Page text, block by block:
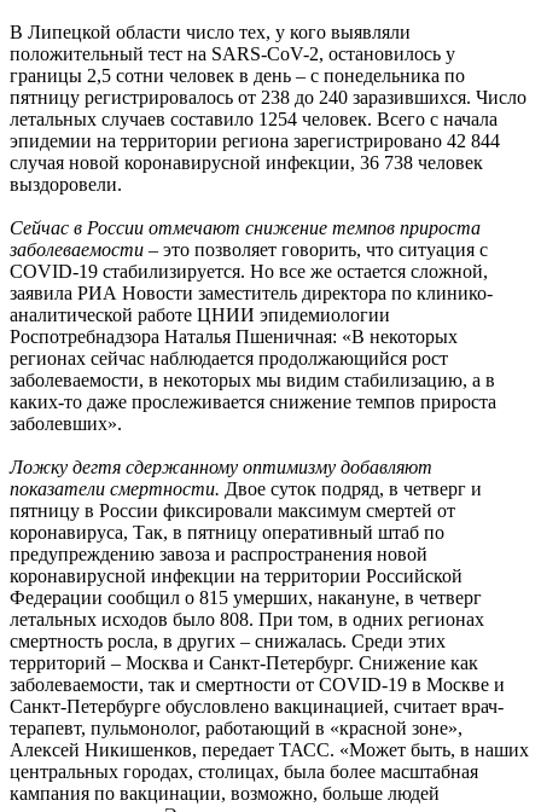
В Липецкой области число тех, у кого выявляли
положительный тест на SARS-CoV-2, остановилось у
границы 2,5 сотни человек в день – с понедельника по
пятницу регистрировалось от 238 до 240 заразившихся. Число
летальных случаев составило 1254 человек. Всего с начала
эпидемии на территории региона зарегистрировано 42 844
случая новой коронавирусной инфекции, 36 738 человек
выздоровели.
Сейчас в России отмечают снижение темпов прироста
заболеваемости – это позволяет говорить, что ситуация с
COVID-19 стабилизируется. Но все же остается сложной,
заявила РИА Новости заместитель директора по клинико-
аналитической работе ЦНИИ эпидемиологии
Роспотребнадзора Наталья Пшеничная: «В некоторых
регионах сейчас наблюдается продолжающийся рост
заболеваемости, в некоторых мы видим стабилизацию, а в
каких-то даже прослеживается снижение темпов прироста
заболевших».
Ложку дегтя сдержанному оптимизму добавляют
показатели смертности. Двое суток подряд, в четверг и
пятницу в России фиксировали максимум смертей от
коронавируса, Так, в пятницу оперативный штаб по
предупреждению завоза и распространения новой
коронавирусной инфекции на территории Российской
Федерации сообщил о 815 умерших, накануне, в четверг
летальных исходов было 808. При том, в одних регионах
смертность росла, в других – снижалась. Среди этих
территорий – Москва и Санкт-Петербург. Снижение как
заболеваемости, так и смертности от COVID-19 в Москве и
Санкт-Петербурге обусловлено вакцинацией, считает врач-
терапевт, пульмонолог, работающий в «красной зоне»,
Алексей Никишенков, передает ТАСС. «Может быть, в наших
центральных городах, столицах, была более масштабная
кампания по вакцинации, возможно, больше людей